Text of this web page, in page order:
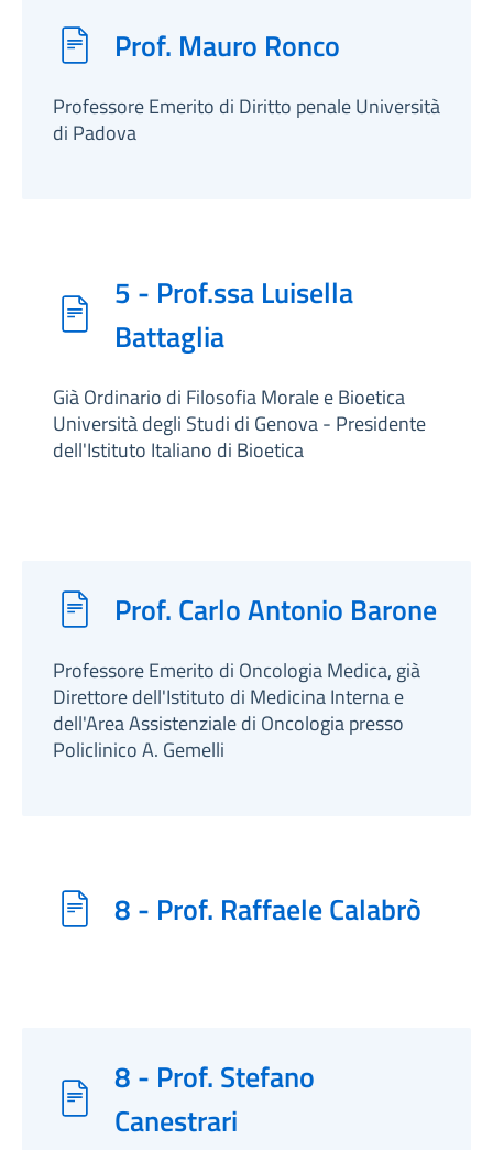
Prof. Mauro Ronco
Professore Emerito di Diritto penale Università
di Padova
5 - Prof.ssa Luisella
Battaglia
Già Ordinario di Filosofia Morale e Bioetica
Università degli Studi di Genova - Presidente
dell'Istituto Italiano di Bioetica
Prof. Carlo Antonio Barone
Professore Emerito di Oncologia Medica, già
Direttore dell'Istituto di Medicina Interna e
dell'Area Assistenziale di Oncologia presso
Policlinico A. Gemelli
8 - Prof. Raffaele Calabrò
8 - Prof. Stefano
Canestrari